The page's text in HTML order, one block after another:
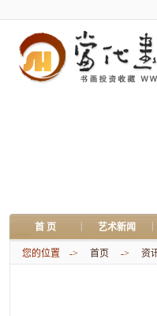
首 页 艺术新闻
您的位置 -> 首页 -> 资